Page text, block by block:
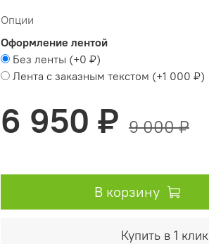
Опции
Оформление лентой
Без ленты (+0 ₽)
Лента с заказным текстом (+1 000 ₽)
6 950 ₽ 9 000 ₽
В корзину
Купить в 1 клик